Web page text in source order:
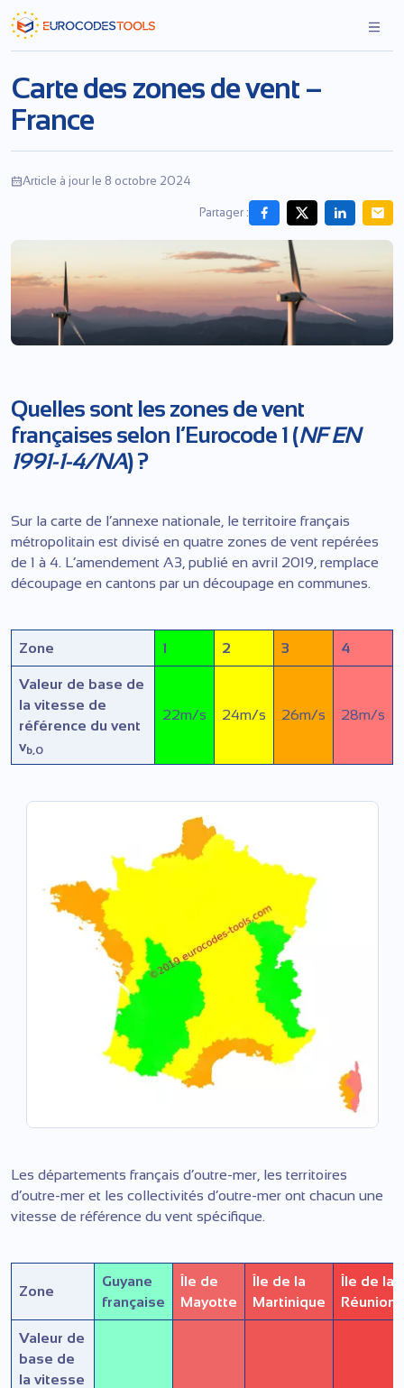
Skip
to
the
Carte des zones de vent –
France
Article à jour le 8 octobre 2024
Partager :
Quelles sont les zones de vent
françaises selon l’Eurocode 1 (NF EN
1991-1-4/NA) ?
Sur la carte de l’annexe nationale, le territoire français
métropolitain est divisé en quatre zones de vent repérées
de 1 à 4. L’amendement A3, publié en avril 2019, remplace
découpage en cantons par un découpage en communes.
Zone 1 2 3 4
Valeur de base de
la vitesse de
référence du vent
vb,0
22m/s 24m/s 26m/s 28m/s
Les départements français d’outre-mer, les territoires
d’outre-mer et les collectivités d’outre-mer ont chacun une
vitesse de référence du vent spécifique.
Zone
Guyane
française
Île de
Mayotte
Île de la
Martinique
Île de la
Réunion
Valeur de
base de
la vitesse